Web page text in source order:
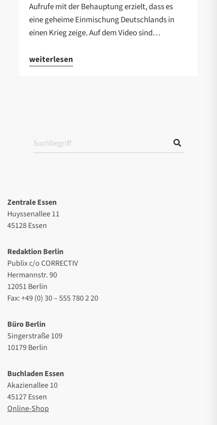
Aufrufe mit der Behauptung erzielt, dass es
eine geheime Einmischung Deutschlands in
einen Krieg zeige. Auf dem Video sind…
weiterlesen
Zentrale Essen
Huyssenallee 11
45128 Essen
Redaktion Berlin
Publix c/o CORRECTIV
Hermannstr. 90
12051 Berlin
Fax: +49 (0) 30 – 555 780 2 20
Büro Berlin
Singerstraße 109
10179 Berlin
Buchladen Essen
Akazienallee 10
45127 Essen
Online-Shop